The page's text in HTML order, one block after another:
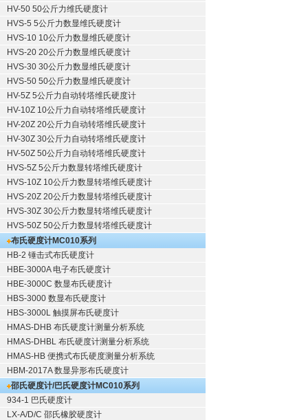
HV-50 50公斤力维氏硬度计
HVS-5 5公斤力数显维氏硬度计
HVS-10 10公斤力数显维氏硬度计
HVS-20 20公斤力数显维氏硬度计
HVS-30 30公斤力数显维氏硬度计
HVS-50 50公斤力数显维氏硬度计
HV-5Z 5公斤力自动转塔维氏硬度计
HV-10Z 10公斤力自动转塔维氏硬度计
HV-20Z 20公斤力自动转塔维氏硬度计
HV-30Z 30公斤力自动转塔维氏硬度计
HV-50Z 50公斤力自动转塔维氏硬度计
HVS-5Z 5公斤力数显转塔维氏硬度计
HVS-10Z 10公斤力数显转塔维氏硬度计
HVS-20Z 20公斤力数显转塔维氏硬度计
HVS-30Z 30公斤力数显转塔维氏硬度计
HVS-50Z 50公斤力数显转塔维氏硬度计
布氏硬度计MC010系列
HB-2 锤击式布氏硬度计
HBE-3000A 电子布氏硬度计
HBE-3000C 数显布氏硬度计
HBS-3000 数显布氏硬度计
HBS-3000L 触摸屏布氏硬度计
HMAS-DHB 布氏硬度计测量分析系统
HMAS-DHBL 布氏硬度计测量分析系统
HMAS-HB 便携式布氏硬度测量分析系统
HBM-2017A 数显异形布氏硬度计
邵氏硬度计/巴氏硬度计MC010系列
934-1 巴氏硬度计
LX-A/D/C 邵氏橡胶硬度计